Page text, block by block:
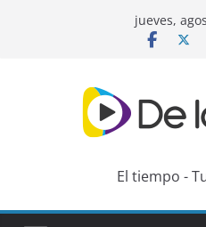
jueves,
El tiempo -